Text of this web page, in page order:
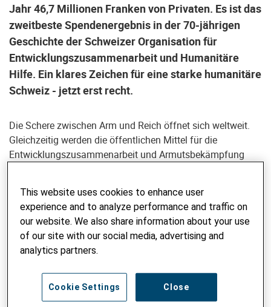
Jahr 46,7 Millionen Franken von Privaten. Es ist das
zweitbeste Spendenergebnis in der 70-jährigen
Geschichte der Schweizer Organisation für
Entwicklungszusammenarbeit und Humanitäre
Hilfe. Ein klares Zeichen für eine starke humanitäre
Schweiz - jetzt erst recht.
Die Schere zwischen Arm und Reich öffnet sich weltweit.
Gleichzeitig werden die öffentlichen Mittel für die
Entwicklungszusammenarbeit und Armutsbekämpfung
konnte im Jahr 2024 in 35 Ländern Projekte in der Höhe
von 153,2 Millionen Franken realisieren – so viel wie noch
nie, wie der jetzt veröffentlichte Jahres- und der
konsolidierte Finanzbericht zeigen (siehe unten).
Dank breiter Unterstützung aus der Bevölkerung und der
Philanthropie konnte Helvetas 2024 Spenden, Legate und
Beiträge privater Stiftungen in der Höhe von 46,7 Millionen
This website uses cookies to enhance user
experience and to analyze performance and traffic on
our website. We also share information about your use
of our site with our social media, advertising and
analytics partners.
Close
Cookie Settings